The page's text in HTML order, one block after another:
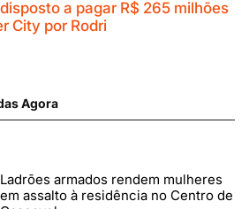
a pagar R$ 265 milhões
City por Rodri
Agora
Ladrões armados rendem mulheres
em assalto à residência no Centro de